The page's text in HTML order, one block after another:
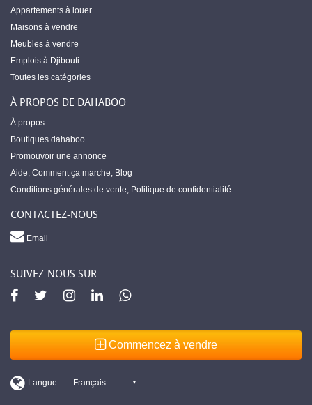
Appartements à louer
Maisons à vendre
Meubles à vendre
Emplois à Djibouti
Toutes les catégories
À PROPOS DE DAHABOO
À propos
Boutiques dahaboo
Promouvoir une annonce
Aide, Comment ça marche, Blog
Conditions générales de vente, Politique de confidentialité
CONTACTEZ-NOUS
Email
SUIVEZ-NOUS SUR
Commencez à vendre